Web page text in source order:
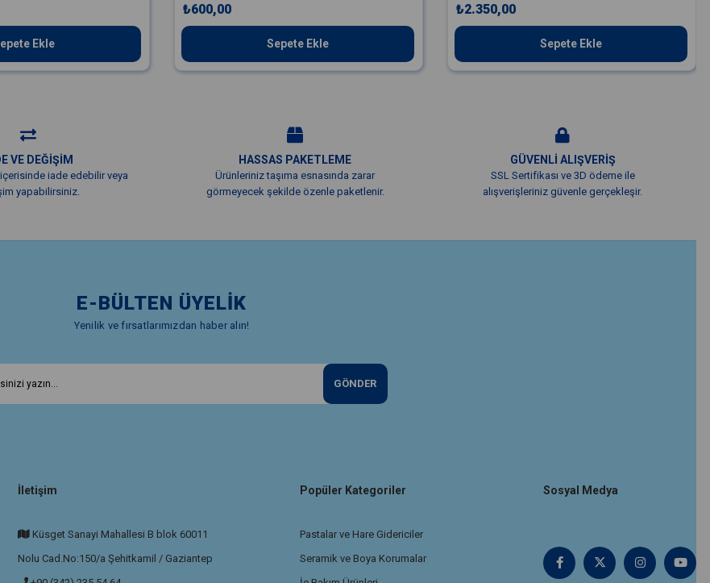
Ekle
₺600,00
Sepete Ekle
₺2.350,00
Sepete Ekle
VE DEĞİŞİM
iade edebilir veya
yapabilirsiniz.
HASSAS PAKETLEME
Ürünleriniz taşıma esnasında zarar
görmeyecek şekilde özenle paketlenir.
GÜVENLİ ALIŞVERİŞ
SSL Sertifikası ve 3D ödeme ile
alışverişleriniz güvenle gerçekleşir.
E-BÜLTEN ÜYELİK
Yenilik ve fırsatlarımızdan haber alın!
GÖNDER
İletişim
Küsget Sanayi Mahallesi B blok 60011
Nolu Cad.No:150/a Şehitkamil / Gaziantep
Popüler Kategoriler
Pastalar ve Hare Gidericiler
Seramik ve Boya Korumalar
Sosyal Medya